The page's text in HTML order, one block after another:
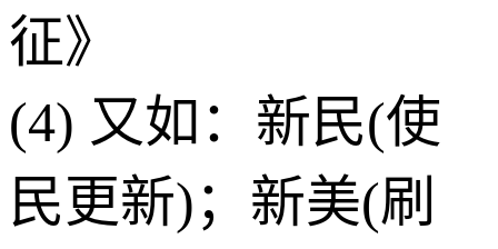
征》
(4) 又如：新民(使
民更新)；新美(刷